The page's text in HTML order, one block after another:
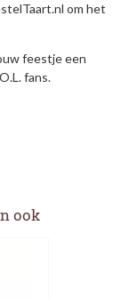
om het
feestje een
fans.
ook